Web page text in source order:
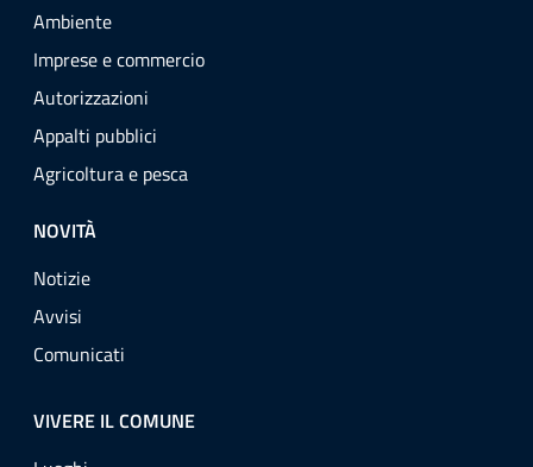
Ambiente
Imprese e commercio
Autorizzazioni
Appalti pubblici
Agricoltura e pesca
NOVITÀ
Notizie
Avvisi
Comunicati
VIVERE IL COMUNE